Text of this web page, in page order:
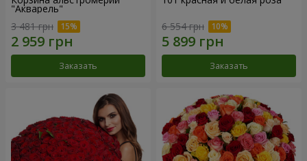
"Акварель"
3 481 грн
Заказать
6 554 грн
Заказать